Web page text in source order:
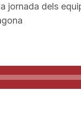
jornada dels